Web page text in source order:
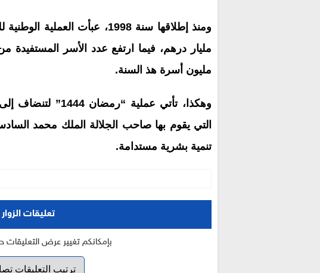
مليون أسرة هذ السنة.
وهكذا، تأتي عملية
التي يقوم بها صاحب الجلالة الملك محمد
تنمية بشرية مستدامة.
تعليقات الزوار (
بإمكانكم تغيير عرض التعليقات